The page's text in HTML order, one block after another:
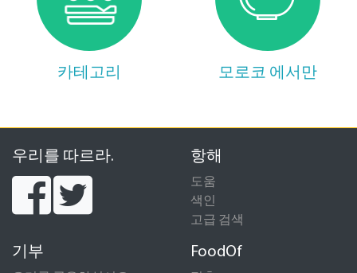
카테고리 모로코 에서만
우리를 따르라. 항해
도움
색인
고급 검색
기부 FoodOf